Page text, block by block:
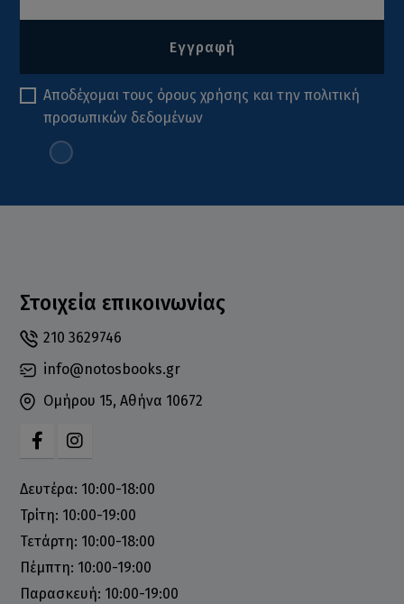
Εγγραφή
Αποδέχομαι τους όρους χρήσης και τηνπολιτική
προσωπικών δεδομένων
Στοιχεία επικοινωνίας
210 3629746
info@notosbooks.gr
Ομήρου 15, Αθήνα 10672
Δευτέρα: 10:00-18:00
Τρίτη: 10:00-19:00
Τετάρτη: 10:00-18:00
Πέμπτη: 10:00-19:00
Παρασκευή: 10:00-19:00